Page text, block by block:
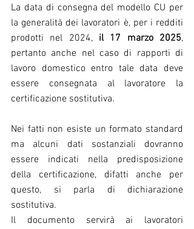
La data di consegna del modello CU per
la generalità dei lavoratori è, per i redditi
prodotti nel 2024, il 17 marzo 2025,
pertanto anche nel caso di rapporti di
lavoro domestico entro tale data deve
essere consegnata al lavoratore la
certificazione sostitutiva.
Nei fatti non esiste un formato standard
ma alcuni dati sostanziali dovranno
essere indicati nella predisposizione
della certificazione, difatti anche per
questo, si parla di dichiarazione
sostitutiva.
Il documento servirà ai lavoratori